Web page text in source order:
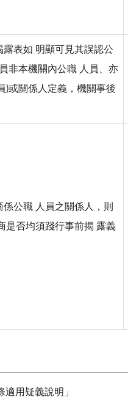
表如 明顯可見其誤認公
非本機關內公職 人員、亦
)或關係人定義，機關事後
公職 人員之關係人，則
是否均須踐行事前揭 露義
用疑義說明」